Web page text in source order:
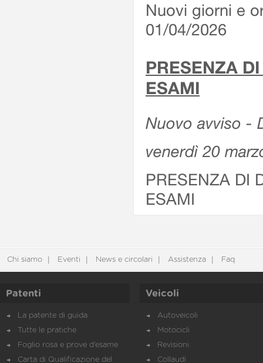
Nuovi giorni e
01/04/2026
PRESENZA
ESAMI
Nuovo avviso -
venerdì 20
PRESENZA DI
ESAMI
Chi siamo Eventi News e circolari Assistenza Faq
Patenti
La patente di guida
Tutte le pratiche
Foglio rosa e prove d’esame
Carta di Qualificazione del
Veicoli
Autoveicoli
Motocicli
Revisioni
Collaudi